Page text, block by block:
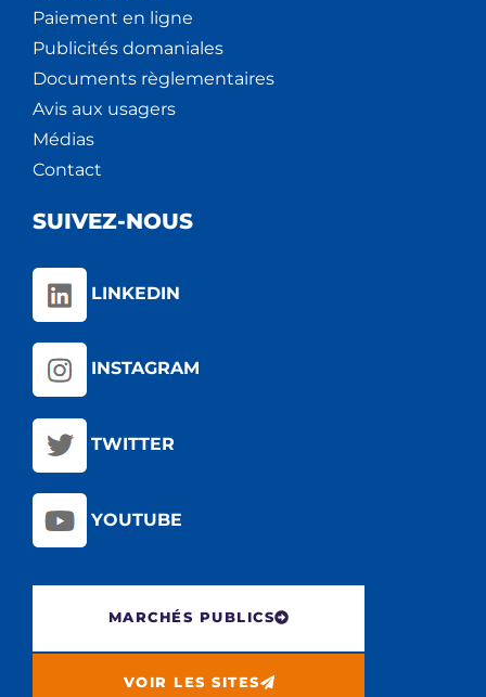
Paiement en ligne
Publicités domaniales
Documents règlementaires
Avis aux usagers
Médias
Contact
SUIVEZ-NOUS
LINKEDIN
INSTAGRAM
TWITTER
YOUTUBE
MARCHÉS PUBLICS
VOIR LES SITES